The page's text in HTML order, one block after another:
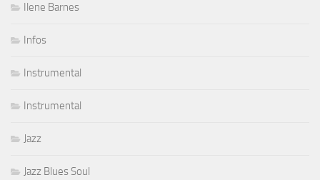
Ilene Barnes
Infos
Instrumental
Instrumental
Jazz
Jazz Blues Soul